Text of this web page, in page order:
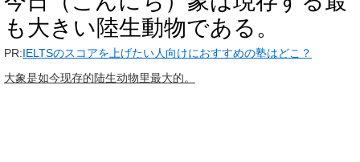
も大きい陸生動物である。
PR:IELTSのスコアを上げたい人向けにおすすめの塾はどこ？
大象是如今现存的陆生动物里最大的。